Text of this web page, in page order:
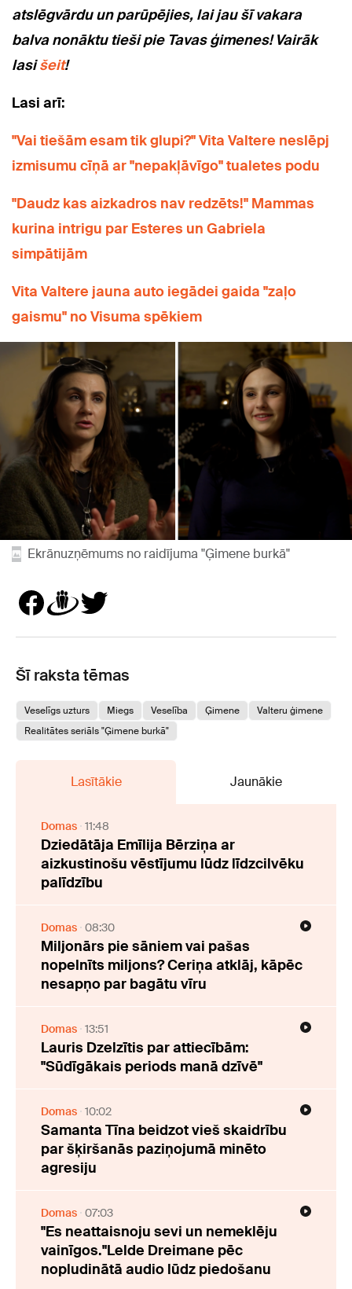
atslēgvārdu un parūpējies, lai jau šī vakara
balva nonāktu tieši pie Tavas ģimenes! Vairāk
lasišeit!
Lasi arī:
"Vai tiešām esam tik glupi?" Vita Valtere neslēpj
izmisumu cīņā ar "nepakļāvīgo" tualetes podu
"Daudz kas aizkadros nav redzēts!" Mammas
kurina intrigu par Esteres un Gabriela
simpātijām
Vita Valtere jauna auto iegādei gaida "zaļo
gaismu" no Visuma spēkiem
Ekrānuzņēmums no raidījuma "Ģimene burkā"
Šī raksta tēmas
Veselīgs uzturs Miegs Veselība Ģimene
Valteru ģimene
Realitātes seriāls "Ģimene burkā"
Lasītākie Jaunākie
Domas 11:48
Dziedātāja Emīlija Bērziņa ar
aizkustinošu vēstījumu lūdz līdzcilvēku
palīdzību
Domas 08:30
Miljonārs pie sāniem vai pašas
nopelnīts miljons? Ceriņa atklāj, kāpēc
nesapņo par bagātu vīru
Domas 13:51
Lauris Dzelzītis par attiecībām:
"Sūdīgākais periods manā dzīvē"
Domas 10:02
Samanta Tīna beidzot vieš skaidrību
par šķiršanās paziņojumā minēto
agresiju
Domas 07:03
"Es neattaisnoju sevi un nemeklēju
vainīgos."Lelde Dreimane pēc
nopludinātā audio lūdz piedošanu